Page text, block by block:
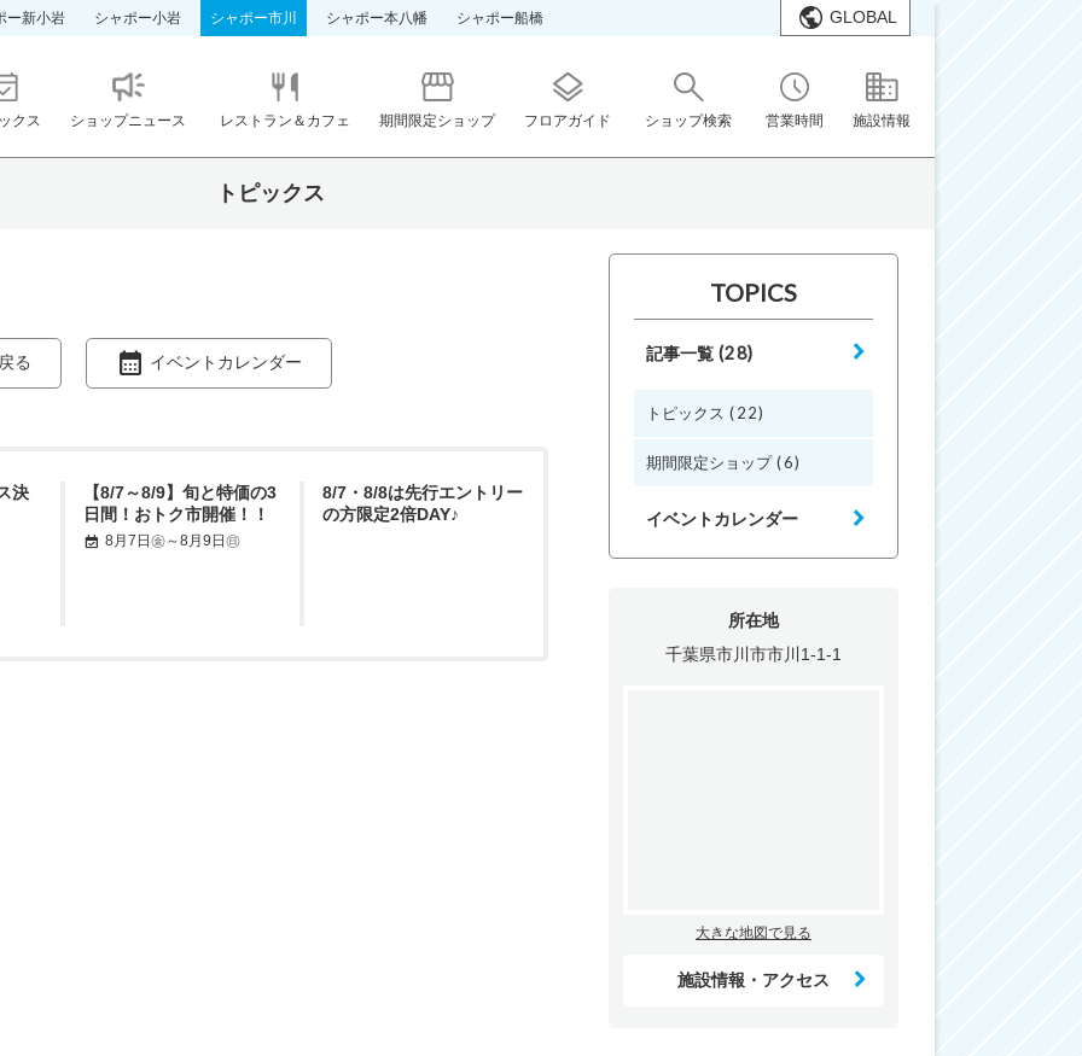
ー新小岩 シャポー小岩 シャポー市川 シャポー本八幡 シャポー船橋 GLOBAL
クス ショップニュース レストラン＆カフェ 期間限定ショップ フロアガイド ショップ検索 営業時間 施設情報
トピックス
る イベントカレンダー
決
【8/7～8/9】旬と特価の3
日間！おトク市開催！！
8月7日㊎～8月9日㊐
8/7・8/8は先行エントリー
の方限定2倍DAY♪
TOPICS
記事一覧 (28)
トピックス (22)
期間限定ショップ(6)
イベントカレンダー
所在地
千葉県市川市市川1-1-1
大きな地図で見る
施設情報・アクセス